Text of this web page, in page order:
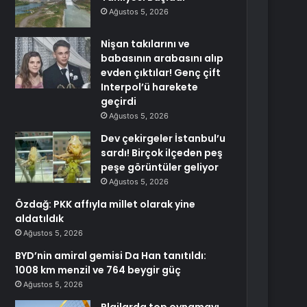
Ağustos 5, 2026
Nişan takılarını ve
babasının arabasını alıp
evden çıktılar! Genç çift
Interpol’ü harekete
geçirdi
Ağustos 5, 2026
Dev çekirgeler İstanbul’u
sardı! Birçok ilçeden peş
peşe görüntüler geliyor
Ağustos 5, 2026
Özdağ: PKK affıyla millet olarak yine
aldatıldık
Ağustos 5, 2026
BYD’nin amiral gemisi Da Han tanıtıldı:
1008 km menzil ve 764 beygir güç
Ağustos 5, 2026